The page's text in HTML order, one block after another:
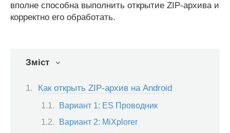
вполне способна выполнить открытие ZIP-архива и
корректно его обработать.
Зміст
Как открыть ZIP-архив на Android
Вариант 1: ES Проводник
Вариант 2: MiXplorer